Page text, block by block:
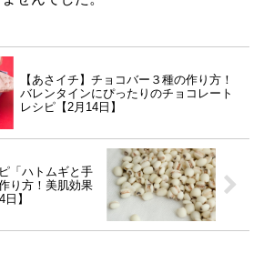
【あさイチ】チョコバー３種の作り方！
バレンタインにぴったりのチョコレート
レシピ【2月14日】
「ハトムギと手
り方！美肌効果
】